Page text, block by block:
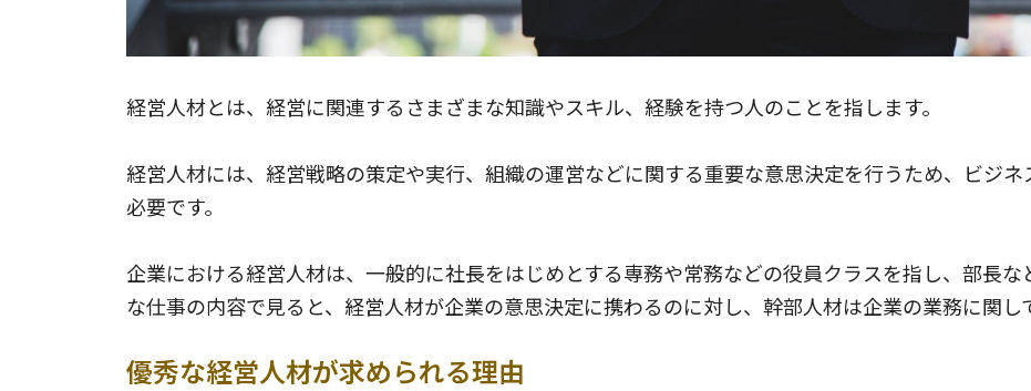
経営人材とは、経営に関連するさまざまな知識やスキル、経験を持つ人のことを指します。
経営人材には、経営戦略の策定や実行、組織の運営などに関する重要な意思決定を行うため、ビジ
必要です。
企業における経営人材は、一般的に社長をはじめとする専務や常務などの役員クラスを指し、部長
な仕事の内容で見ると、経営人材が企業の意思決定に携わるのに対し、幹部人材は企業の業務に関し
優秀な経営人材が求められる理由